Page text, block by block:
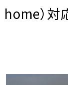
）